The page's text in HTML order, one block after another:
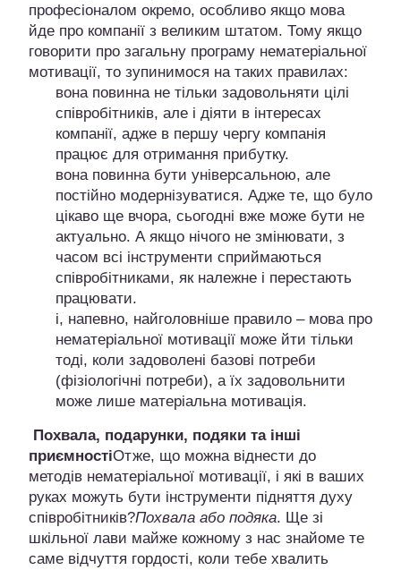
професіоналом окремо, особливо якщо мова
йде про компанії з великим штатом. Тому якщо
говорити про загальну програму нематеріальної
мотивації, то зупинимося на таких правилах:
вона повинна не тільки задовольняти цілі
співробітників, але і діяти в інтересах
компанії, адже в першу чергу компанія
працює для отримання прибутку.
вона повинна бути універсальною, але
постійно модернізуватися. Адже те, що було
цікаво ще вчора, сьогодні вже може бути не
актуально. А якщо нічого не змінювати, з
часом всі інструменти сприймаються
співробітниками, як належне і перестають
працювати.
і, напевно, найголовніше правило – мова про
нематеріальної мотивації може йти тільки
тоді, коли задоволені базові потреби
(фізіологічні потреби), а їх задовольнити
може лише матеріальна мотивація.
Похвала, подарунки, подяки та інші
приємностіОтже, що можна віднести до
методів нематеріальної мотивації, і які в ваших
руках можуть бути інструменти підняття духу
співробітників?Похвала або подяка. Ще зі
шкільної лави майже кожному з нас знайоме те
саме відчуття гордості, коли тебе хвалить